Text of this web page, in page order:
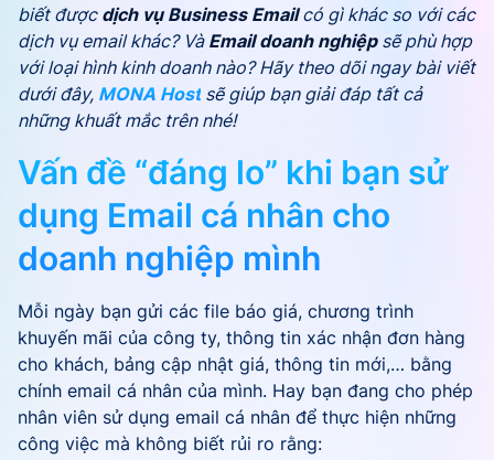
biết được dịch vụ Business Emailcó gì khác so với các
dịch vụ email khác? VàEmail doanh nghiệpsẽ phù hợp
với loại hình kinh doanh nào? Hãy theo dõi ngay bài viết
dưới đây, MONA Host sẽ giúp bạn giải đáp tất cả
những khuất mắc trên nhé!
Vấn đề “đáng lo” khi bạn sử
dụng Email cá nhân cho
doanh nghiệp mình
Mỗi ngày bạn gửi các file báo giá, chương trình
khuyến mãi của công ty, thông tin xác nhận đơn hàng
cho khách, bảng cập nhật giá, thông tin mới,… bằng
chính email cá nhân của mình. Hay bạn đang cho phép
nhân viên sử dụng email cá nhân để thực hiện những
công việc mà không biết rủi ro rằng: